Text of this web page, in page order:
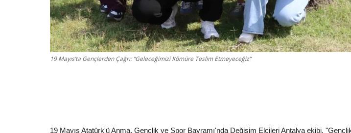
19 Mayıs’ta Gençlerden Çağrı: “Geleceğimizi Kömüre Teslim Etmeyeceğiz”
19 Mayıs Atatürk'ü Anma, Gençlik ve Spor Bayramı'nda Değişim Elçileri Antalya ekibi,